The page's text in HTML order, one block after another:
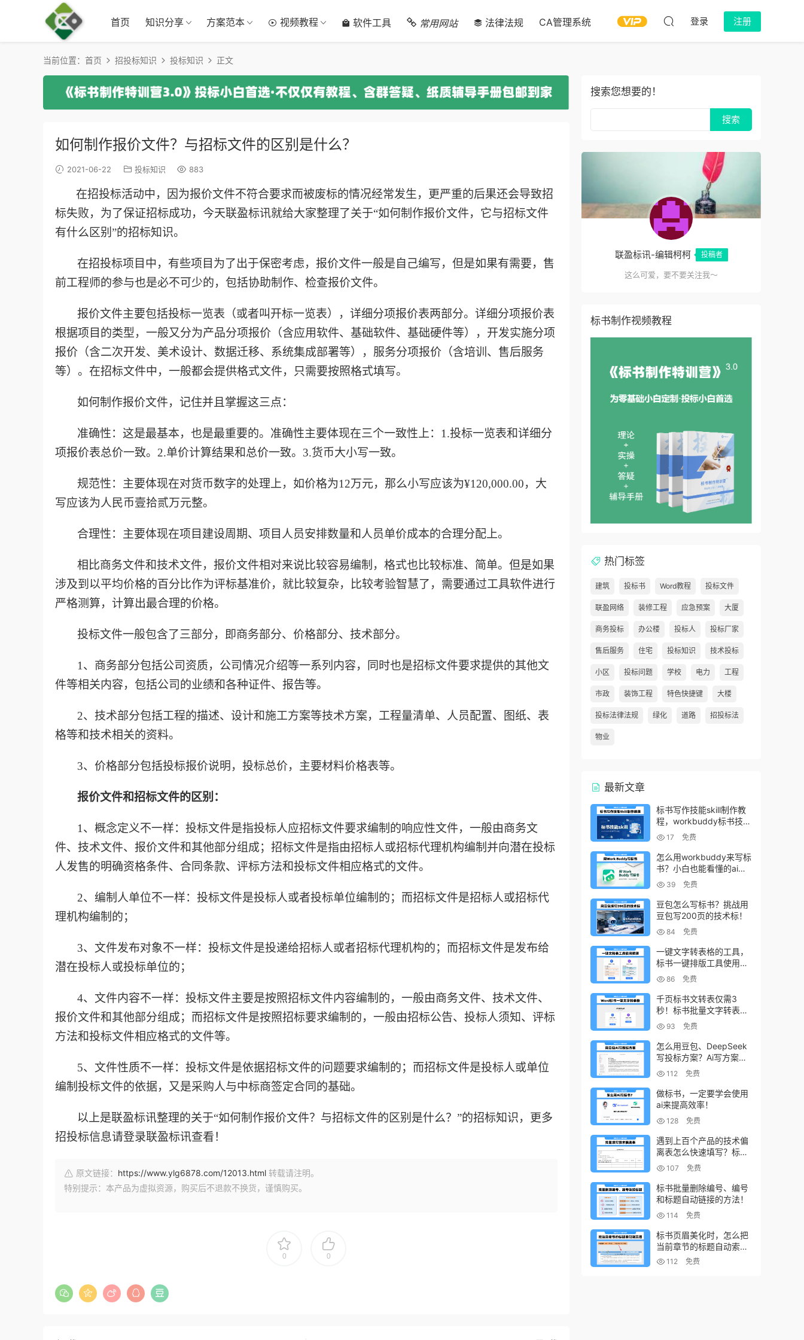
首页 知识分享 方案范本 视频教程 软件工具 常用网站 法律法规 CA管理系统 登录 注册
当前位置： 首页 招投标知识 投标知识 正文
如何制作报价文件？与招标文件的区别是什么？
2021-06-22 投标知识 883
在招投标活动中，因为报价文件不符合要求而被废标的情况经常发生，更严重的后果还会导致招
标失败，为了保证招标成功，今天联盈标讯就给大家整理了关于“如何制作报价文件，它与招标文件
有什么区别”的招标知识。
在招投标项目中，有些项目为了出于保密考虑，报价文件一般是自己编写，但是如果有需要，售
前工程师的参与也是必不可少的，包括协助制作、检查报价文件。
报价文件主要包括投标一览表（或者叫开标一览表），详细分项报价表两部分。详细分项报价表
根据项目的类型，一般又分为产品分项报价（含应用软件、基础软件、基础硬件等），开发实施分项
报价（含二次开发、美术设计、数据迁移、系统集成部署等），服务分项报价（含培训、售后服务
等）。在招标文件中，一般都会提供格式文件，只需要按照格式填写。
如何制作报价文件，记住并且掌握这三点：
准确性：这是最基本，也是最重要的。准确性主要体现在三个一致性上： 1.投标一览表和详细分
项报价表总价一致。 2.单价计算结果和总价一致。 3.货币大小写一致。
规范性：主要体现在对货币数字的处理上，如价格为12万元，那么小写应该为¥120,000.00，大
写应该为人民币壹拾贰万元整。
合理性：主要体现在项目建设周期、项目人员安排数量和人员单价成本的合理分配上。
相比商务文件和技术文件，报价文件相对来说比较容易编制，格式也比较标准、简单。但是如果
涉及到以平均价格的百分比作为评标基准价，就比较复杂，比较考验智慧了，需要通过工具软件进行
严格测算，计算出最合理的价格。
投标文件一般包含了三部分，即商务部分、价格部分、技术部分。
1、商务部分包括公司资质，公司情况介绍等一系列内容，同时也是招标文件要求提供的其他文
件等相关内容，包括公司的业绩和各种证件、报告等。
2、技术部分包括工程的描述、设计和施工方案等技术方案，工程量清单、人员配置、图纸、表
格等和技术相关的资料。
3、价格部分包括投标报价说明，投标总价，主要材料价格表等。
报价文件和招标文件的区别：
1、概念定义不一样：投标文件是指投标人应招标文件要求编制的响应性文件，一般由商务文
件、技术文件、报价文件和其他部分组成；招标文件是指由招标人或招标代理机构编制并向潜在投标
人发售的明确资格条件、合同条款、评标方法和投标文件相应格式的文件。
2、编制人单位不一样：投标文件是投标人或者投标单位编制的；而招标文件是招标人或招标代
理机构编制的；
3、文件发布对象不一样：投标文件是投递给招标人或者招标代理机构的；而招标文件是发布给
潜在投标人或投标单位的；
4、文件内容不一样：投标文件主要是按照招标文件内容编制的，一般由商务文件、技术文件、
报价文件和其他部分组成；而招标文件是按照招标要求编制的，一般由招标公告、投标人须知、评标
方法和投标文件相应格式的文件等。
5、文件性质不一样：投标文件是依据招标文件的问题要求编制的；而招标文件是投标人或单位
编制投标文件的依据，又是采购人与中标商签定合同的基础。
以上是联盈标讯整理的关于“如何制作报价文件？与招标文件的区别是什么？”的招标知识，更多
招投标信息请登录联盈标讯查看！
原文链接： https://www.ylg6878.com/12013.html 转载请注明。
特别提示：本产品为虚拟资源，购买后不退款不换货，谨慎购买。
0 0
搜索您想要的！
联盈标讯-编辑柯柯 投稿者
这么可爱，要不要关注我～
标书制作视频教程
热门标签
建筑 投标书 Word教程 投标文件
联盈网络 装修工程 应急预案 大厦
商务投标 办公楼 投标人 投标厂家
售后服务 住宅 投标知识 技术投标
小区 投标问题 学校 电力 工程
市政 装饰工程 特色快捷键 大楼
投标法律法规 绿化 道路 招投标法
物业
最新文章
标书写作技能skill制作教
程，workbuddy标书技能
生成教程
17 免费
怎么用workbuddy来写标
书？小白也能看懂的ai标
书写作方法！
39 免费
豆包怎么写标书？挑战用
豆包写200页的技术标！
84 免费
一键文字转表格的工具，
标书一键排版工具使用教
程 86 免费
千页标书文转表仅需3
秒！标书批量文字转表格
的小工具！
93 免费
怎么用豆包、DeepSeek
写投标方案？Ai写方案的
小技巧
112 免费
做标书，一定要学会使用
ai来提高效率！
128 免费
遇到上百个产品的技术偏
离表怎么快速填写？标书
制作技巧！
107 免费
标书批量删除编号、编号
和标题自动链接的方法！
114 免费
标书页眉美化时，怎么把
当前章节的标题自动索引
到页眉上？
112 免费